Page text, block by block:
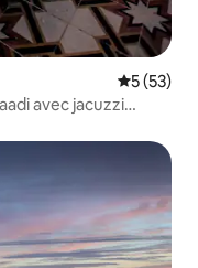
5 (53)
avec jacuzzi